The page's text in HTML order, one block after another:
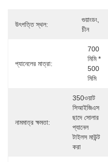
উৎপত্তি স্থল:
গুয়াংডং,
চীন
প্যানেলের মাত্রা:
700
মিমি *
500
মিমি
নামমাত্র ক্ষমতা:
350ওয়াট
সিআইজিএস
ছাদে সোলার
প্যানেল
টাইলস মাউন্ট
করা